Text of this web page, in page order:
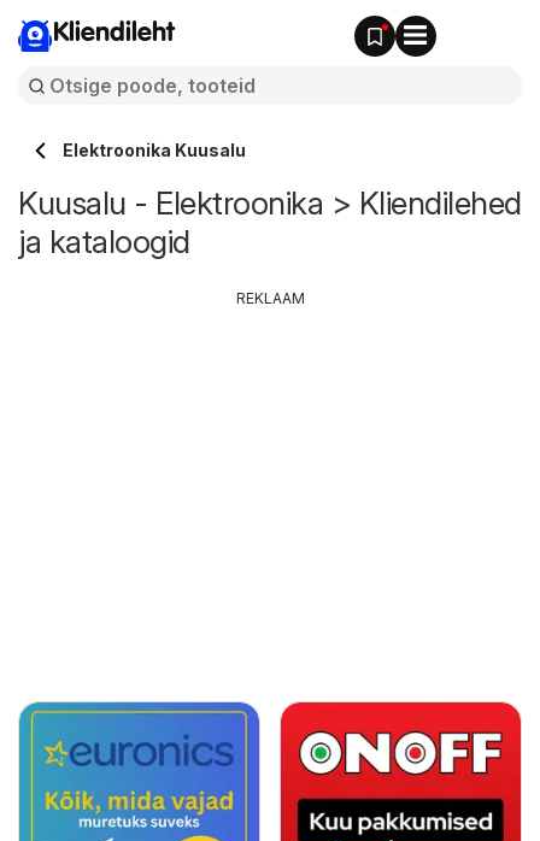
Kliendileht
Elektroonika Kuusalu
Kuusalu - Elektroonika > Kliendilehed
ja kataloogid
REKLAAM